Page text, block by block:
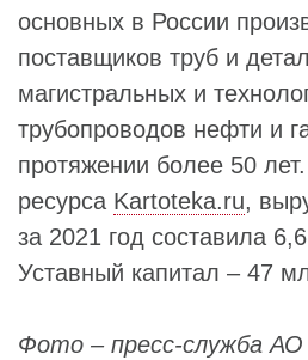
основных в России
поставщиков труб и
магистральных и
трубопроводов нефти и
протяжении более 50
ресурса Kartoteka.ru,
за 2021 год составила
Уставный капитал – 47
Фото – пресс-служба АО